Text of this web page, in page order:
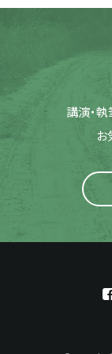
講演・執
お